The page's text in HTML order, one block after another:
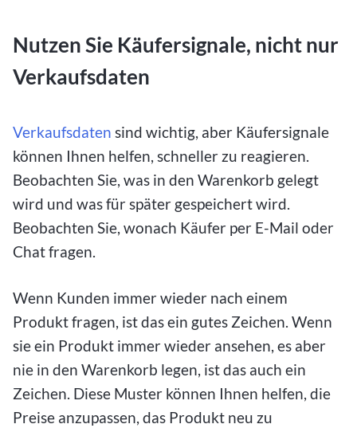
Nutzen Sie Käufersignale, nicht nur
Verkaufsdaten
Verkaufsdaten sind wichtig, aber Käufersignale
können Ihnen helfen, schneller zu reagieren.
Beobachten Sie, was in den Warenkorb gelegt
wird und was für später gespeichert wird.
Beobachten Sie, wonach Käufer per E-Mail oder
Chat fragen.
Wenn Kunden immer wieder nach einem
Produkt fragen, ist das ein gutes Zeichen. Wenn
sie ein Produkt immer wieder ansehen, es aber
nie in den Warenkorb legen, ist das auch ein
Zeichen. Diese Muster können Ihnen helfen, die
Preise anzupassen, das Produkt neu zu